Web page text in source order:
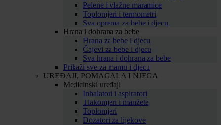
Pelene i vlažne maramice
Toplomjeri i termometri
Sva oprema za bebe i djecu
Hrana i dohrana za bebe
Hrana za bebe i djecu
Čajevi za bebe i djecu
Sva hrana i dohrana za bebe
Prikaži sve za mamu i djecu
UREĐAJI, POMAGALA I NJEGA
Medicinski uređaji
Inhalatori i aspiratori
Tlakomjeri i manžete
Toplomjeri
Dozatori za lijekove